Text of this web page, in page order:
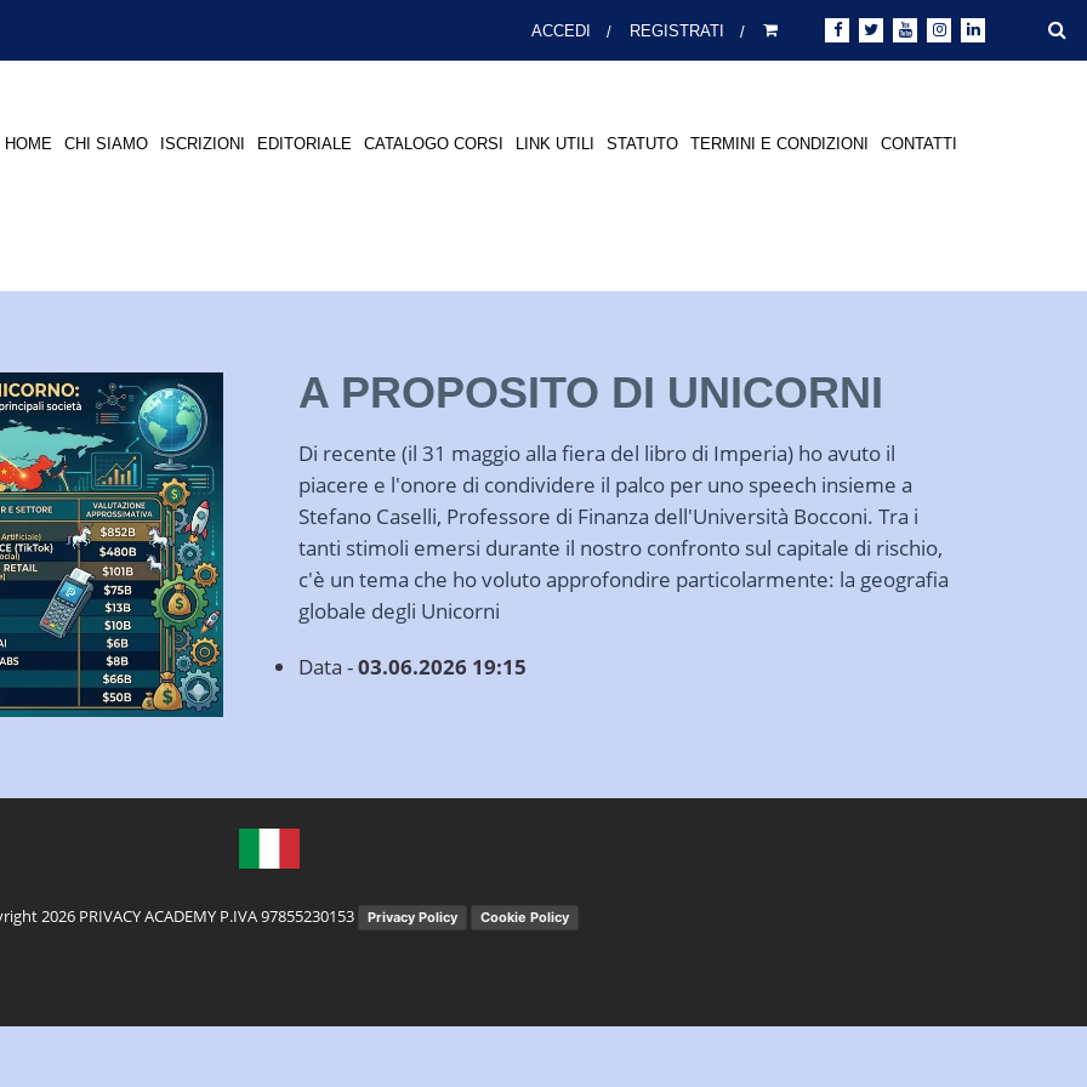
ACCEDI REGISTRATI
HOME CHI SIAMO ISCRIZIONI EDITORIALE CATALOGO CORSI LINK UTILI STATUTO TERMINI E CONDIZIONI CONTATTI
A PROPOSITO DI UNICORNI
Di recente (il 31 maggio alla fiera del libro di Imperia) ho avuto il
piacere e l'onore di condividere il palco per uno speech insieme a
Stefano Caselli, Professore di Finanza dell'Università Bocconi. Tra i
tanti stimoli emersi durante il nostro confronto sul capitale di rischio,
c'è un tema che ho voluto approfondire particolarmente: la geografia
globale degli Unicorni
Data -03.06.2026 19:15
2026 PRIVACY ACADEMY P.IVA 97855230153 Privacy Policy Cookie Policy